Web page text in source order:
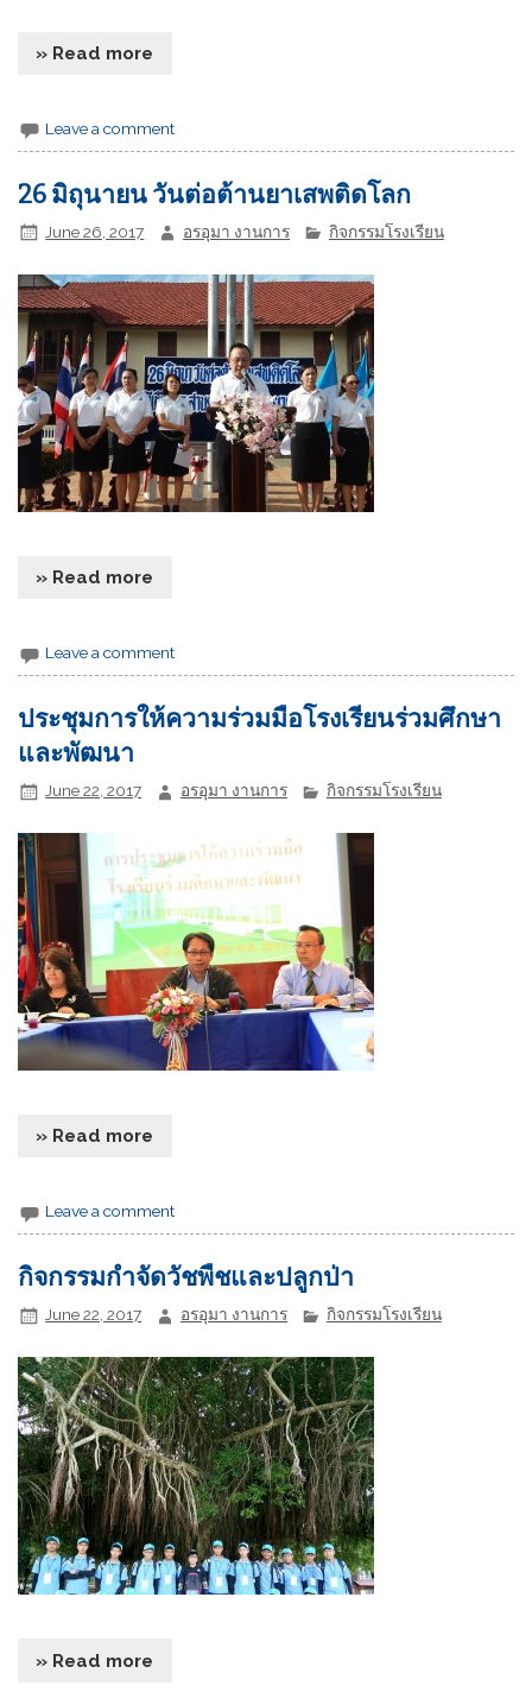
» Read more
Leave a comment
26 มิถุนายน วันต่อต้านยาเสพติดโลก
June 26, 2017 อรอุมา งานการ กิจกรรมโรงเรียน
» Read more
Leave a comment
ประชุมการให้ความร่วมมือโรงเรียนร่วมศึกษา
และพัฒนา
June 22, 2017 อรอุมา งานการ กิจกรรมโรงเรียน
» Read more
Leave a comment
กิจกรรมกำจัดวัชพืชและปลูกป่า
June 22, 2017 อรอุมา งานการ กิจกรรมโรงเรียน
» Read more